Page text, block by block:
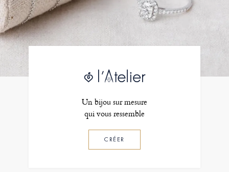
Un bijou sur mesure
qui vous ressemble
CRÉER